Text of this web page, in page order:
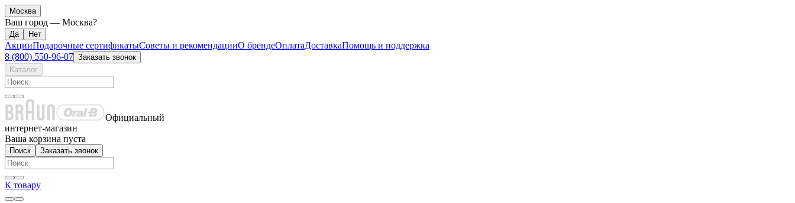
Москва
Ваш город — Москва?
АкцииПодарочные сертификатыСоветы и рекомендацииО брендеОплатаДоставкаПомощь и поддержка
8 (800) 550-96-07 Заказать звонок
Каталог
Официальный
интернет-магазин
Ваша корзина пуста
Поиск Заказать звонок
К товару